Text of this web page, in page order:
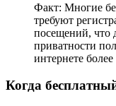
Факт: Многие
требуют
посещений, что
приватности
интернете
Когда